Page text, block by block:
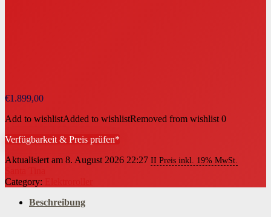
€1.899,00
Add to wishlistAdded to wishlistRemoved from wishlist 0
Verfügbarkeit & Preis prüfen*
Aktualisiert am 8. August 2026 22:27 II Preis inkl. 19% MwSt.
Category:
Beschreibung